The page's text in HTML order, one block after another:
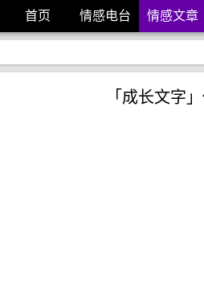
首页 情感电台 情感文章
「成长文字